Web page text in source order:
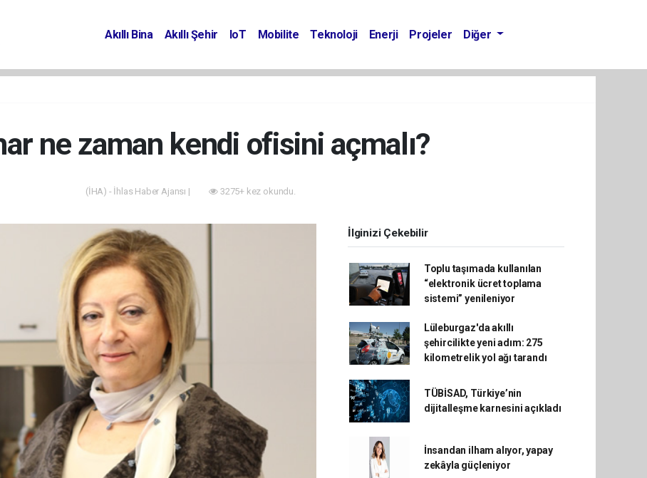
Akıllı Bina Akıllı Şehir IoT Mobilite Teknoloji Enerji Projeler Diğer
ne zaman kendi ofisini açmalı?
(İHA) - İhlas Haber Ajansı | 3275+ kez okundu.
İlginizi Çekebilir
Toplu taşımada kullanılan
“elektronik ücret toplama
sistemi” yenileniyor
Lüleburgaz'da akıllı
şehircilikte yeni adım: 275
kilometrelik yol ağı tarandı
TÜBİSAD, Türkiye’nin
dijitalleşme karnesini açıkladı
İnsandan ilham alıyor, yapay
zekâyla güçleniyor